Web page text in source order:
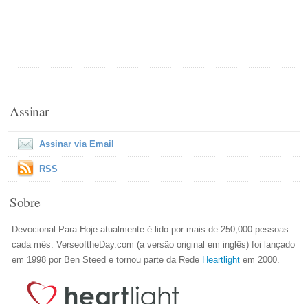
Assinar
Assinar via Email
RSS
Sobre
Devocional Para Hoje atualmente é lido por mais de 250,000 pessoas
cada mês. VerseoftheDay.com (a versão original em inglês) foi lançado
em 1998 por Ben Steed e tornou parte da Rede Heartlight em 2000.